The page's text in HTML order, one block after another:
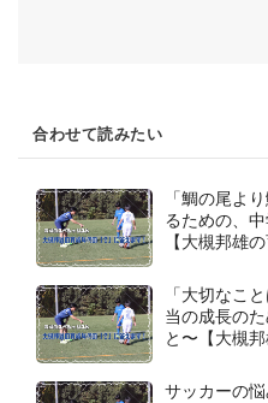
合わせて読みたい
「鯛の尾よ
るための、
【大槻邦雄
「大切なこ
当の成長の
と〜【大槻
サッカーの